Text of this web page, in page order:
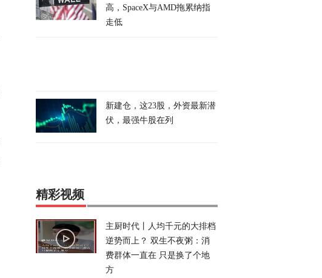
高，SpaceX与AMD拖累纳指
走低
新建仓，这23股，外资最新潜
伏，最强牛股在列
精彩视频
主厨时代丨人均千元的大排档
逆势而上？ 双生不夜粥：消
费群体一直在 只是换了个地
方